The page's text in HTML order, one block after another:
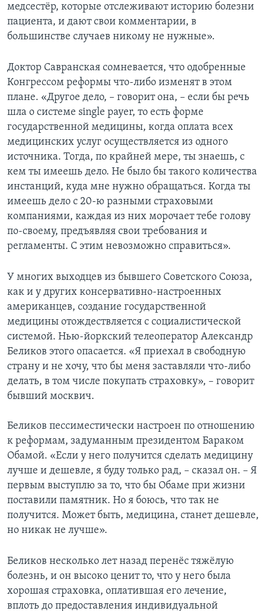
медсестёр, которые отслеживают историю болезни
пациента, и дают свои комментарии, в
большинстве случаев никому не нужные».
Доктор Савранская сомневается, что одобренные
Конгрессом реформы что-либо изменят в этом
плане. «Другое дело, – говорит она, – если бы речь
шла о системе single payer, то есть форме
государственной медицины, когда оплата всех
медицинских услуг осуществляется из одного
источника. Тогда, по крайней мере, ты знаешь, с
кем ты имеешь дело. Не было бы такого количества
инстанций, куда мне нужно обращаться. Когда ты
имеешь дело с 20-ю разными страховыми
компаниями, каждая из них морочает тебе голову
по-своему, предъявляя свои требования и
регламенты. С этим невозможно справиться».
У многих выходцев из бывшего Советского Союза,
как и у других консервативно-настроенных
американцев, создание государственной
медицины отождествляется с социалистической
системой. Нью-йоркский телеоператор Александр
Беликов этого опасается. «Я приехал в свободную
страну и не хочу, что бы меня заставляли что-либо
делать, в том числе покупать страховку», – говорит
бывший москвич.
Беликов пессиместически настроен по отношению
к реформам, задуманным президентом Бараком
Обамой. «Если у него получится сделать медицину
лучше и дешевле, я буду только рад, – сказал он. – Я
первым выступлю за то, что бы Обаме при жизни
поставили памятник. Но я боюсь, что так не
получится. Может быть, медицина, станет дешевле,
но никак не лучше».
Беликов несколько лет назад перенёс тяжёлую
болезнь, и он высоко ценит то, что у него была
хорошая страховка, оплатившая его лечение,
вплоть до предоставления индивидуальной